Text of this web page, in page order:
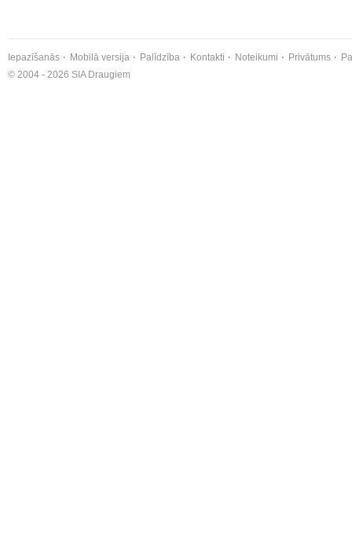
Iepazīšanās Mobilā versija Palīdzība Kontakti Noteikumi Privātums
© 2004 - 2026 SIA Draugiem